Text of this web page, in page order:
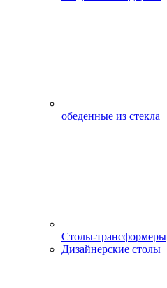
обеденные из стекла
Столы-трансформеры
Дизайнерские столы